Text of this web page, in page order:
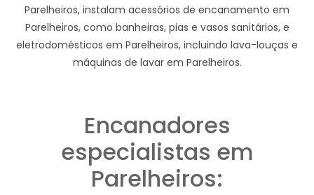
Parelheiros, instalam acessórios de encanamento em
Parelheiros, como banheiras, pias e vasos sanitários, e
eletrodomésticos em Parelheiros, incluindo lava-louças e
máquinas de lavar em Parelheiros.
Encanadores
especialistas em
Parelheiros: